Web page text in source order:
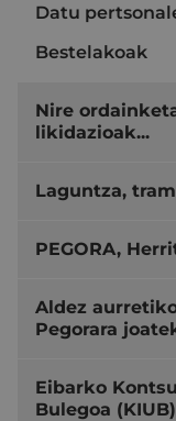
Datu
Bestelakoak
Nire
likidazioak...
Laguntza,
PEGORA,
Aldez
Pegorara
Eibarko
Bulegoa (KIUB)